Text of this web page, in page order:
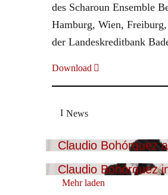
des Scharoun Ensemble
Hamburg, Wien,
der Landeskreditbank
Download
News
Claudio Bohórquez
Claudio Bohórquez
Mehr laden